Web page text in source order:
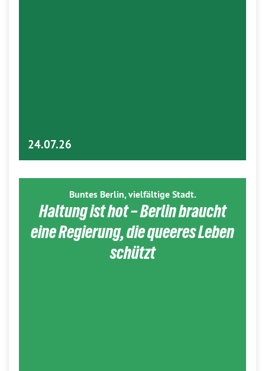
24.07.26
Buntes Berlin, vielfältige Stadt.
Haltung ist hot – Berlin braucht
eine Regierung, die queeres Leben
schützt